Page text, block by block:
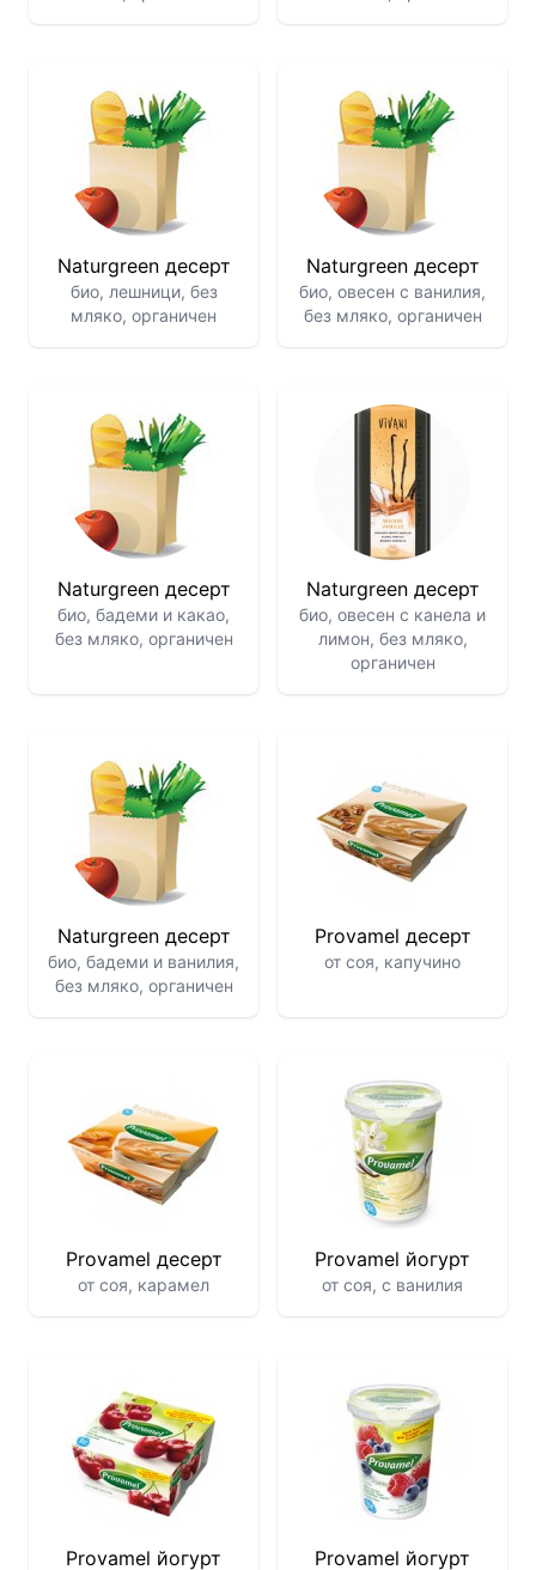
Naturgreen десерт
био, лешници, без
мляко, органичен
Naturgreen десерт
био, овесен с ванилия,
без мляко, органичен
Naturgreen десерт
био, бадеми и какао,
без мляко, органичен
Naturgreen десерт
био, овесен с канела и
лимон, без мляко,
органичен
Naturgreen десерт
био, бадеми и ванилия,
без мляко, органичен
Provamel десерт
от соя, капучино
Provamel десерт
от соя, карамел
Provamel йогурт
от соя, с ванилия
Provamel йогурт Provamel йогурт